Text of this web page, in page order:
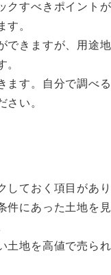
すべきポイント
す。
きますが、用途
。
す。自分で調べ
さい。
ておく項目があり
にあった土地を
地を高値で売ら